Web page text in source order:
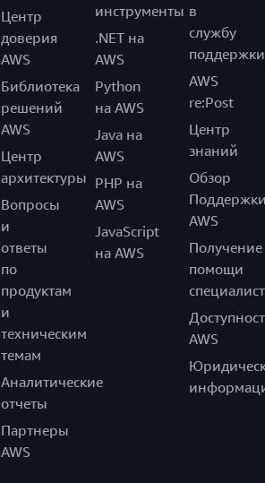
Центр
доверия
AWS
Библиотека
решений
AWS
Центр
архитектуры
Вопросы
и
ответы
по
продуктам
и
техническим
темам
Аналитические
отчеты
Партнеры
AWS
инструменты
.NET на
AWS
Python
на AWS
Java на
AWS
PHP на
AWS
JavaScript
на AWS
в
службу
поддержки
AWS
re:Post
Центр
знаний
Обзор
AWS
Получение
помощи
AWS